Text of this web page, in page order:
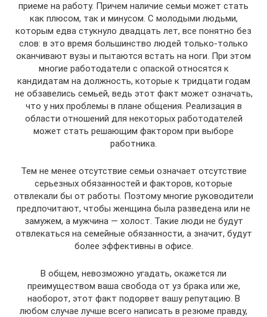
приеме на работу. Причем наличие семьи может стать
как плюсом, так и минусом. С молодыми людьми,
которым едва стукнуло двадцать лет, все понятно без
слов: в это время большинство людей только-только
оканчивают вузы и пытаются встать на ноги. При этом
многие работодатели с опаской относятся к
кандидатам на должность, которые к тридцати годам
не обзавелись семьей, ведь этот факт может означать,
что у них проблемы в плане общения. Реализация в
области отношений для некоторых работодателей
может стать решающим фактором при выборе
работника.
Тем не менее отсутствие семьи означает отсутствие
серьезных обязанностей и факторов, которые
отвлекали бы от работы. Поэтому многие руководители
предпочитают, чтобы женщина была разведена или не
замужем, а мужчина — холост. Такие люди не будут
отвлекаться на семейные обязанности, а значит, будут
более эффективны в офисе.
В общем, невозможно угадать, окажется ли
преимуществом ваша свобода от уз брака или же,
наоборот, этот факт подорвет вашу репутацию. В
любом случае лучше всего написать в резюме правду,